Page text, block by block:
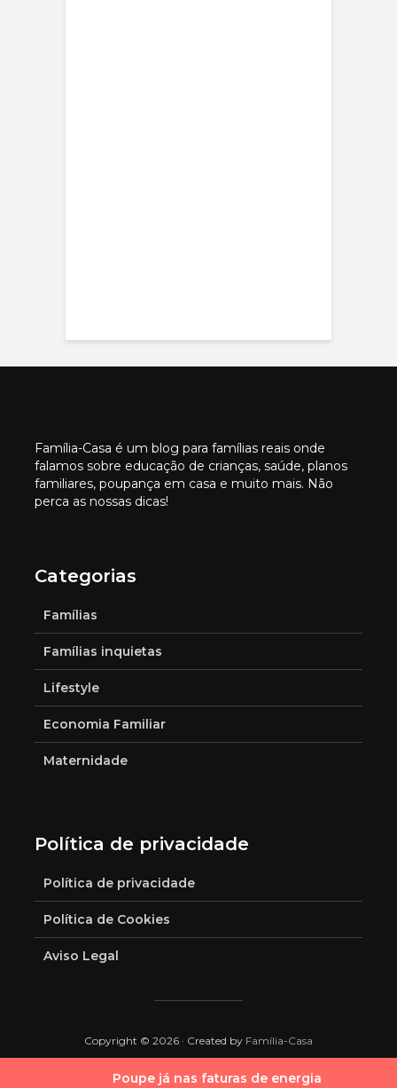
Família-Casa é um blog para famílias reais onde
falamos sobre educação de crianças, saúde, planos
familiares, poupança em casa e muito mais. Não
perca as nossas dicas!
Categorias
Famílias
Famílias inquietas
Lifestyle
Economia Familiar
Maternidade
Política de privacidade
Política de privacidade
Política de Cookies
Aviso Legal
Copyright © 2026 · Created by Família-Casa
Poupe já nas faturas de energia